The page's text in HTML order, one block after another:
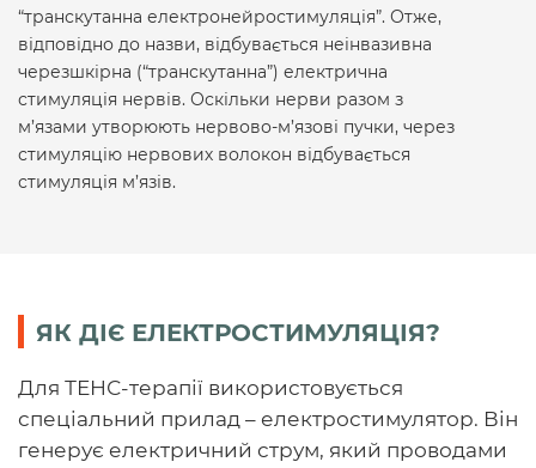
“транскутанна електронейростимуляція”. Отже,
відповідно до назви, відбувається неінвазивна
черезшкірна (“транскутанна”) електрична
стимуляція нервів. Оскільки нерви разом з
м’язами утворюють нервово-м’язові пучки, через
стимуляцію нервових волокон відбувається
стимуляція м’язів.
ЯК ДІЄ ЕЛЕКТРОСТИМУЛЯЦІЯ?
Для ТЕНС-терапії використовується
спеціальний прилад – електростимулятор. Він
генерує електричний струм, який проводами